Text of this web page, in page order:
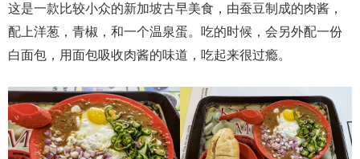
这是一款比较小众的新加坡古早美食，由蚕豆制成的肉酱，
配上洋葱，青椒，和一个温泉蛋。吃的时候，会另外配一份
白面包，用面包吸收肉酱的味道，吃起来很过瘾。